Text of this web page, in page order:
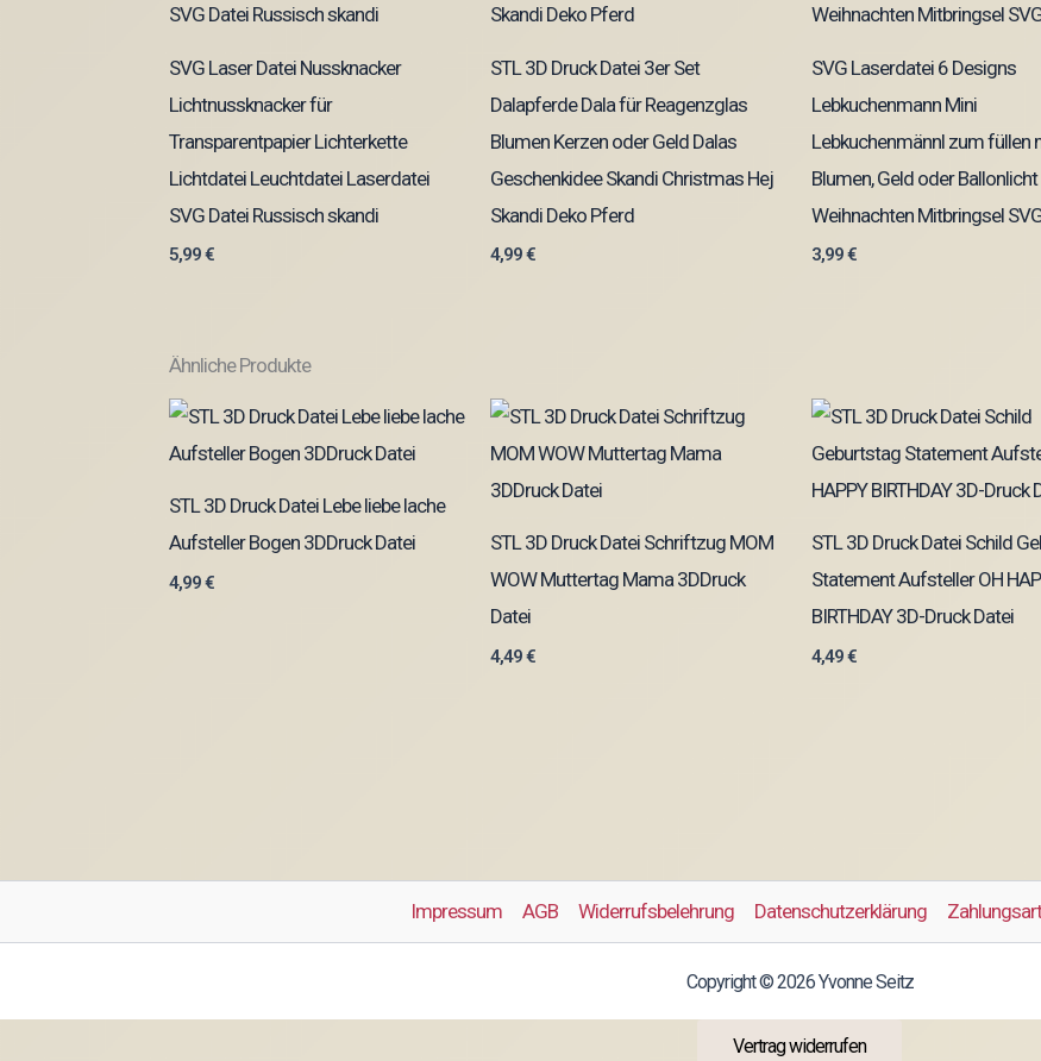
SVG Laser Datei Nussknacker
Lichtnussknacker für
Transparentpapier Lichterkette
Lichtdatei Leuchtdatei Laserdatei
SVG Datei Russisch skandi
5,99€
STL 3D Druck Datei 3er Set
Dalapferde Dala für Reagenzglas
Blumen Kerzen oder Geld Dalas
Geschenkidee Skandi Christmas Hej
Skandi Deko Pferd
4,99€
SVG Laserdatei 6 Designs
Lebkuchenmann Mini
Lebkuchenmännl zum füllen
Blumen, Geld oder Ballonlicht
Weihnachten Mitbringsel
3,99€
Ähnliche Produkte
STL 3D Druck Datei Lebe liebe lache
Aufsteller Bogen 3DDruck Datei
4,99€
STL 3D Druck Datei Schriftzug MOM
WOW Muttertag Mama 3DDruck
Datei
4,49€
STL 3D Druck Datei Schild
Statement Aufsteller OH
BIRTHDAY 3D-Druck Datei
4,49€
Impressum AGB Widerrufsbelehrung Datenschutzerklärung
Copyright © 2026 Yvonne Seitz
Vertrag widerrufen